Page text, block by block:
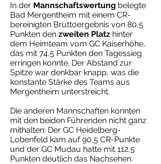
In der Mannschaftswertung belegte
Bad Mergentheim mit einem CR-
bereinigten Bruttoergebnis von 80,5
Punkten den zweiten Platz hinter
dem Heimteam vom GC Kaiserhöhe,
das mit 74,5 Punkten den Tagessieg
erringen konnte. Der Abstand zur
Spitze war denkbar knapp, was die
konstante Stärke des Teams aus
Mergentheim unterstreicht.
Die anderen Mannschaften konnten
mit den beiden Führenden nicht ganz
mithalten: Der GC Heidelberg-
Lobenfeld kam auf 90,5 CR-Punkte
und der GC Mudau hatte mit 112,5
Punkten deutlich das Nachsehen.